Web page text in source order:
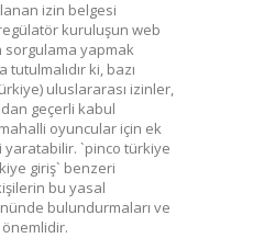
izin belgesi
kuruluşun web
yapmak
tutulmalıdır ki, bazı
uluslararası izinler,
geçerli kabul
oyuncular için ek
`pinco türkiye
giriş` benzeri
bu yasal
bulundurmaları ve